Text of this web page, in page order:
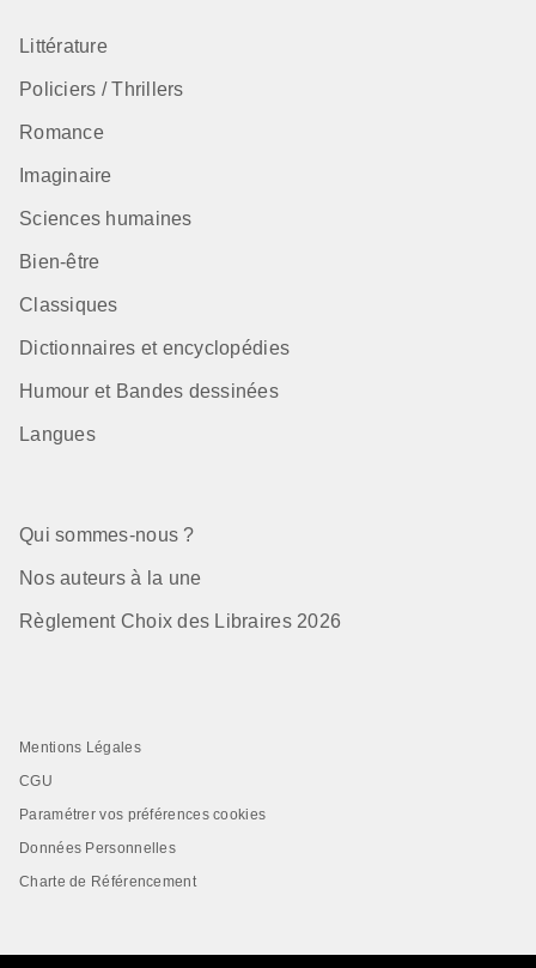
Littérature
Policiers / Thrillers
Romance
Imaginaire
Sciences humaines
Bien-être
Classiques
Dictionnaires et encyclopédies
Humour et Bandes dessinées
Langues
Qui sommes-nous ?
Nos auteurs à la une
Règlement Choix des Libraires 2026
Mentions Légales
CGU
Paramétrer vos préférences cookies
Données Personnelles
Charte de Référencement